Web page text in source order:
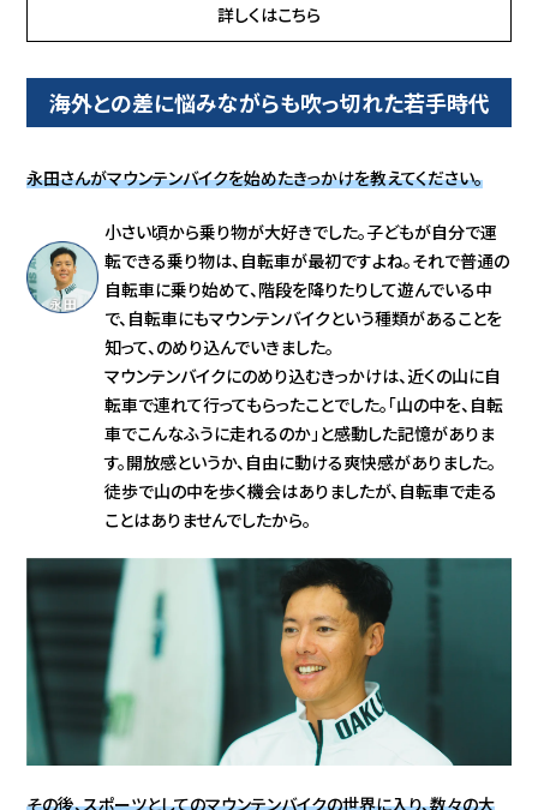
詳しくはこちら
海外との差に悩みながらも吹っ切れた若手時代
永田さんがマウンテンバイクを始めたきっかけを教えてください。
小さい頃から乗り物が大好きでした。子どもが自分で運
転できる乗り物は、自転車が最初ですよね。それで普通の
自転車に乗り始めて、階段を降りたりして遊んでいる中
で、自転車にもマウンテンバイクという種類があることを
知って、のめり込んでいきました。
マウンテンバイクにのめり込むきっかけは、近くの山に自
転車で連れて行ってもらったことでした。「山の中を、自転
車でこんなふうに走れるのか」と感動した記憶がありま
す。開放感というか、自由に動ける爽快感がありました。
徒歩で山の中を歩く機会はありましたが、自転車で走る
ことはありませんでしたから。
その後、スポーツとしてのマウンテンバイクの世界に入り、数々の大